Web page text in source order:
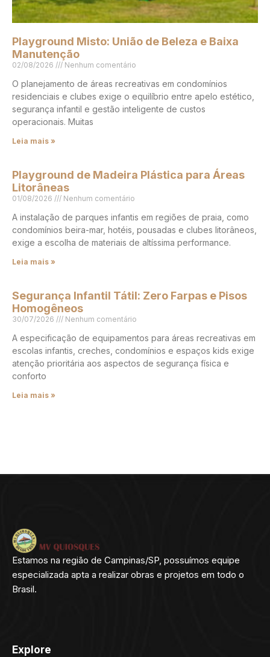
Playground Misto: União de Beleza e Baixa
Manutenção
02/08/2026 Nenhum comentário
O planejamento de áreas recreativas em condomínios
residenciais e clubes exige o equilíbrio entre apelo estético,
segurança infantil e gestão inteligente de custos
operacionais. Muitas
Leia mais »
Playground de Madeira Plástica para Áreas
Litorâneas
01/08/2026 Nenhum comentário
A instalação de parques infantis em regiões de praia, como
condomínios beira-mar, hotéis, pousadas e clubes litorâneos,
exige a escolha de materiais de altíssima performance.
Leia mais »
Segurança Infantil Tátil: Zero Farpas e Pisos
Homogêneos
30/07/2026 Nenhum comentário
A especificação de equipamentos para áreas recreativas em
escolas infantis, creches, condomínios e espaços kids exige
atenção prioritária aos aspectos de segurança física e
conforto
Leia mais »
Estamos na região de Campinas/SP, possuímos equipe
especializada apta a realizar obras e projetos em todo o
Brasil.
Explore